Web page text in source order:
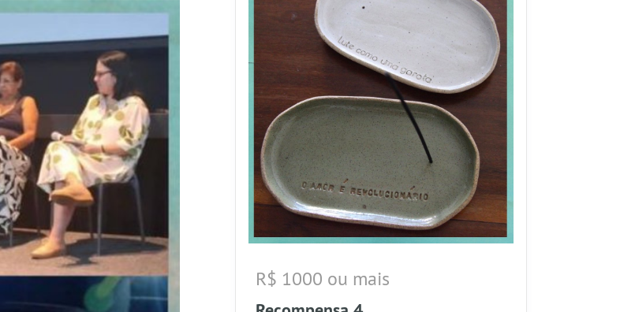
R$ 1000 ou mais